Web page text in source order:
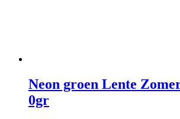
Neon groen Lente
0gr